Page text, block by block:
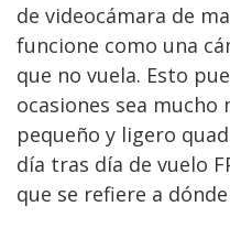
de videocámara de
funcione como una
que no vuela. Esto
ocasiones sea
pequeño y ligero
día tras día de vuelo
que se refiere a